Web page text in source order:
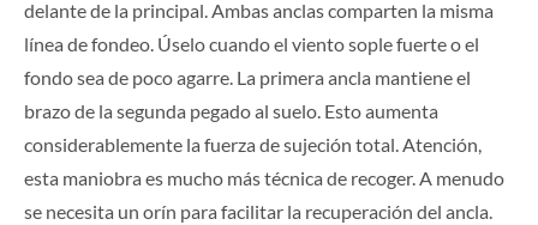
delante de la principal. Ambas anclas comparten la misma
línea de fondeo. Úselo cuando el viento sople fuerte o el
fondo sea de poco agarre. La primera ancla mantiene el
brazo de la segunda pegado al suelo. Esto aumenta
considerablemente la fuerza de sujeción total. Atención,
esta maniobra es mucho más técnica de recoger. A menudo
se necesita un orín para facilitar la recuperación del ancla.